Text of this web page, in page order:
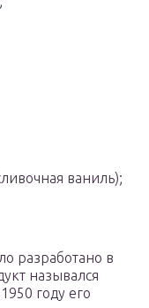
ваниль);
разработано в
назывался
году его